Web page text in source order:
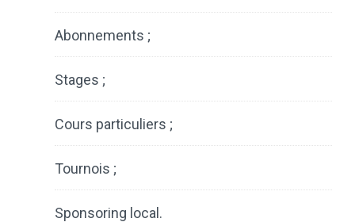
Abonnements ;
Stages ;
Cours particuliers ;
Tournois ;
Sponsoring local.